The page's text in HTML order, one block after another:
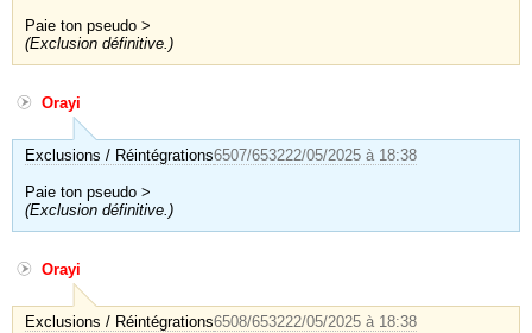
Paie ton pseudo >
(Exclusion définitive.)
Orayi
Exclusions / Réintégrations6507/653222/05/2025 à 18:38
Paie ton pseudo >
(Exclusion définitive.)
Orayi
Exclusions / Réintégrations6508/653222/05/2025 à 18:38